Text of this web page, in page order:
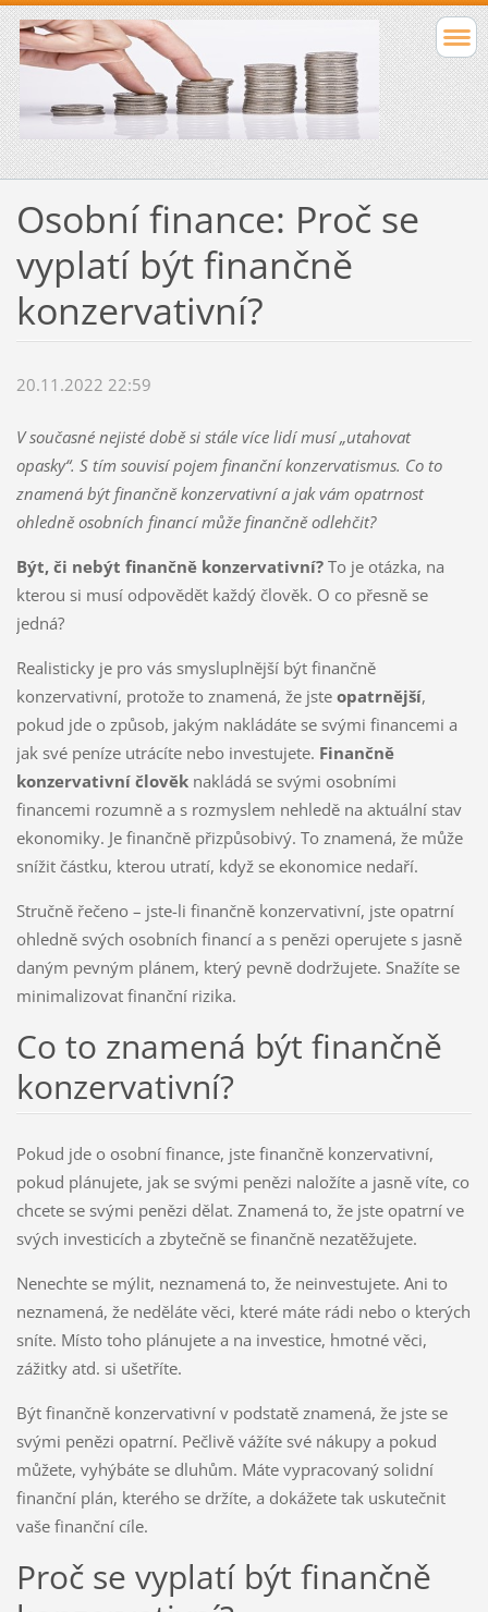
Osobní finance: Proč se
vyplatí být finančně
konzervativní?
20.11.2022 22:59
V současné nejisté době si stále více lidí musí „utahovat
opasky“. S tím souvisí pojem finanční konzervatismus. Co to
znamená být finančně konzervativní a jak vám opatrnost
ohledně osobních financí může finančně odlehčit?
Být, či nebýt finančně konzervativní?To je otázka, na
kterou si musí odpovědět každý člověk. O co přesně se
jedná?
Realisticky je pro vás smysluplnější být finančně
konzervativní, protože to znamená, že jste opatrnější,
pokud jde o způsob, jakým nakládáte se svými financemi a
jak své peníze utrácíte nebo investujete. Finančně
konzervativní člověknakládá se svými osobními
financemi rozumně a s rozmyslem nehledě na aktuální stav
ekonomiky. Je finančně přizpůsobivý. To znamená, že může
snížit částku, kterou utratí, když se ekonomice nedaří.
Stručně řečeno – jste-li finančně konzervativní, jste opatrní
ohledně svých osobních financí a s penězi operujete s jasně
daným pevným plánem, který pevně dodržujete. Snažíte se
minimalizovat finanční rizika.
Co to znamená být finančně
konzervativní?
Pokud jde o osobní finance, jste finančně konzervativní,
pokud plánujete, jak se svými penězi naložíte a jasně víte, co
chcete se svými penězi dělat. Znamená to, že jste opatrní ve
svých investicích a zbytečně se finančně nezatěžujete.
Nenechte se mýlit, neznamená to, že neinvestujete. Ani to
neznamená, že neděláte věci, které máte rádi nebo o kterých
sníte. Místo toho plánujete a na investice, hmotné věci,
zážitky atd. si ušetříte.
Být finančně konzervativní v podstatě znamená, že jste se
svými penězi opatrní. Pečlivě vážíte své nákupy a pokud
můžete, vyhýbáte se dluhům. Máte vypracovaný solidní
finanční plán, kterého se držíte, a dokážete tak uskutečnit
vaše finanční cíle.
Proč se vyplatí být finančně